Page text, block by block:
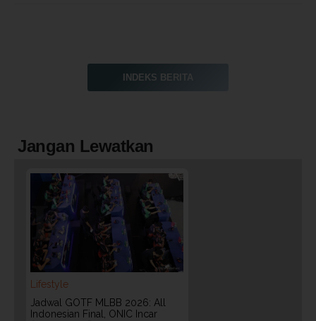
INDEKS BERITA
Jangan Lewatkan
Lifestyle
Jadwal GOTF MLBB 2026: All
Indonesian Final, ONIC Incar